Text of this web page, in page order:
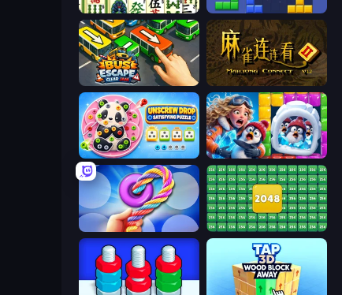
Mahjong Shanghai Blocks and that’s it
Bus Escape: Clear Jam Mahjong Connect 2 (Legacy)
Unscrew Drop: Satisfying Puzzle Captain Blast
Twisted Tangle 2048 Merge Blocks